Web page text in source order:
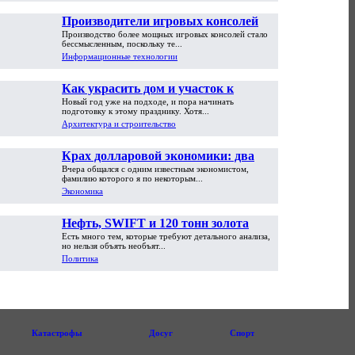
Производители игровых консолей
достигли предела возможностей
Производство более мощных игровых консолей стало
бессмысленным, поскольку те...
Информационные технологии
Как украсить дом и участок к
Новому году
Новый год уже на подходе, и пора начинать
подготовку к этому празднику. Хотя...
Архитектура и строительство
Крах долларовой экономики: два
пути обрушения
Вчера общался с одним известным экономистом,
фамилию которого я по некоторым...
Экономика
Нефть, SWIFT и 120 тонн золота
Есть много тем, которые требуют детального анализа,
но нельзя объять необъят...
Политика
Катастрофы Досуг Спорт